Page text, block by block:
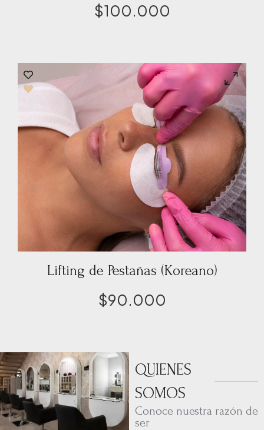
$100.000
Lifting de Pestañas (Koreano)
$90.000
QUIENES
SOMOS
Conoce nuestra razón de
ser